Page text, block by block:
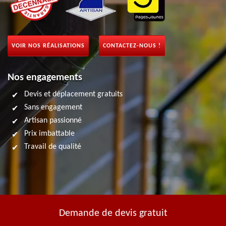
VOIR NOS RÉALISATIONS CONTACTEZ-NOUS !
Nos engagements
Devis et déplacement gratuits
Sans engagement
Artisan passionné
Prix imbattable
Travail de qualité
Demande de devis gratuit